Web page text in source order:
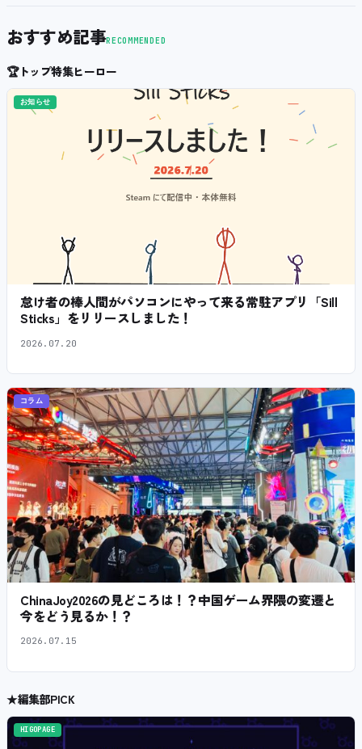
おすすめ記事RECOMMENDED
🏆トップ特集ヒーロー
お知らせ
怠け者の棒人間がパソコンにやって来る常駐アプリ「Sill
Sticks」をリリースしました！
2026.07.20
コラム
ChinaJoy2026の見どころは！？中国ゲーム界隈の変遷と
今をどう見るか！？
2026.07.15
★編集部PICK
HIGOPAGE